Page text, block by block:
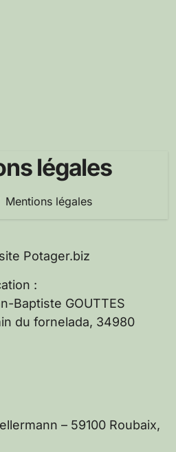
légales
Mentions légales
Potager.biz
:
Baptiste GOUTTES
du fornelada, 34980
– 59100 Roubaix,